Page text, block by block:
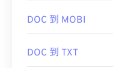
DOC 到 MOBI
DOC 到 TXT